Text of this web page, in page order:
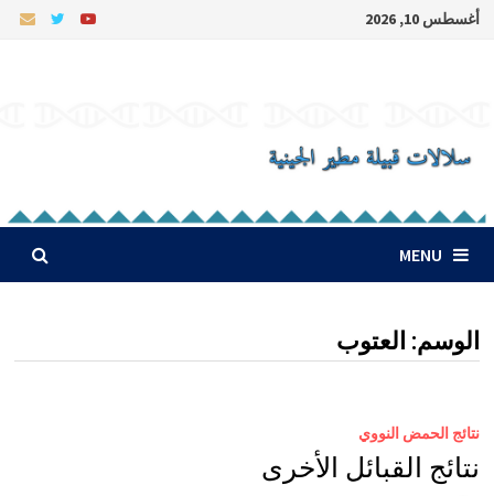
Skipأغسطس 10, 2026
MENU
الوسم: العتوب
نتائج الحمض النووي
نتائج القبائل الأخرى